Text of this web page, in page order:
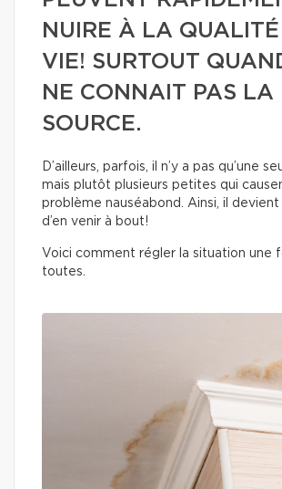
NUIRE À LA QUALITÉ
VIE! SURTOUT
NE CONNAIT PAS LA
SOURCE.
D’ailleurs, parfois, il n’y a pas qu’une
mais plutôt plusieurs petites qui
problème nauséabond. Ainsi, il devient
d’en venir à bout!
Voici comment régler la situation une
toutes.